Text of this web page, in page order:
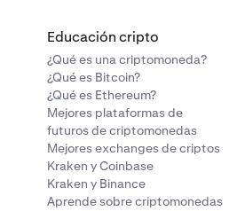
Educación cripto
¿Qué es una criptomoneda?
¿Qué es Bitcoin?
¿Qué es Ethereum?
Mejores plataformas de
futuros de criptomonedas
Mejores exchanges de criptos
Kraken y Coinbase
Kraken y Binance
Aprende sobre criptomonedas